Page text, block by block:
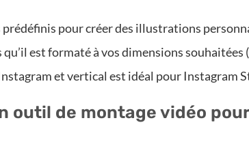
prédéfinis pour créer des illustrations
est formaté à vos dimensions souhaitées
et vertical est idéal pour Instagram
outil de montage vidéo